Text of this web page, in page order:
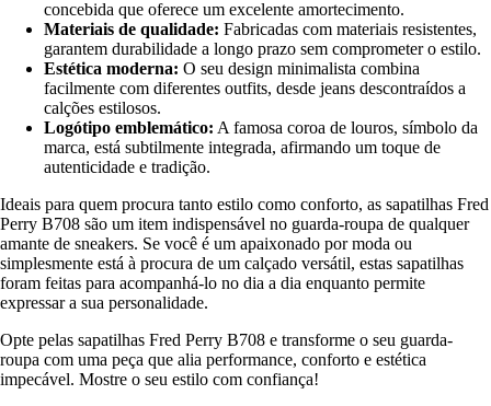
concebida que oferece um excelente amortecimento.
Materiais de qualidade: Fabricadas com materiais resistentes,
garantem durabilidade a longo prazo sem comprometer o estilo.
Estética moderna: O seu design minimalista combina
facilmente com diferentes outfits, desde jeans descontraídos a
calções estilosos.
Logótipo emblemático: A famosa coroa de louros, símbolo da
marca, está subtilmente integrada, afirmando um toque de
autenticidade e tradição.
Ideais para quem procura tanto estilo como conforto, as sapatilhas Fred
Perry B708 são um item indispensável no guarda-roupa de qualquer
amante de sneakers. Se você é um apaixonado por moda ou
simplesmente está à procura de um calçado versátil, estas sapatilhas
foram feitas para acompanhá-lo no dia a dia enquanto permite
expressar a sua personalidade.
Opte pelas sapatilhas Fred Perry B708 e transforme o seu guarda-
roupa com uma peça que alia performance, conforto e estética
impecável. Mostre o seu estilo com confiança!